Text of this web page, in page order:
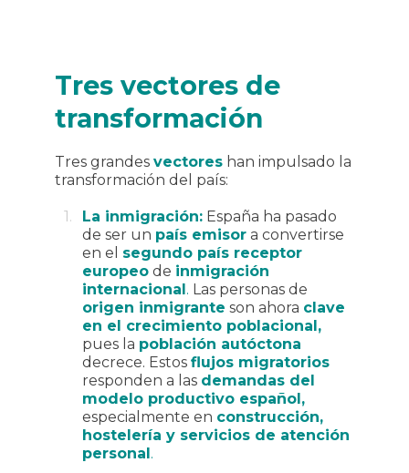
Tres vectores de
transformación
Tres grandes vectores han impulsado la
transformación del país:
La inmigración: España ha pasado
de ser un país emisor a convertirse
en el segundo país receptor
europeo de inmigración
internacional. Las personas de
origen inmigrante son ahora clave
en el crecimiento poblacional,
pues la población autóctona
decrece. Estos flujos migratorios
responden a las demandas del
modelo productivo español,
especialmente en construcción,
hostelería y servicios de atención
personal.